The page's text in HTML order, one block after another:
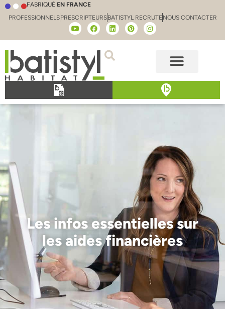
FABRIQUÉ EN FRANCE
PROFESSIONNELSPRESCRIPTEURSBATISTYL RECRUTE NOUS CONTACTER
Les infos essentielles sur
les aides financières